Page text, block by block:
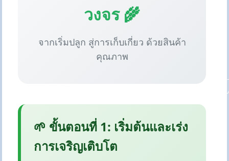
วงจร 🌾
จากเริ่มปลูก สู่การเก็บเกี่ยว ด้วยสินค้า
คุณภาพ
🌱 ขั้นตอนที่ 1: เริ่มต้นและเร่ง
การเจริญเติบโต